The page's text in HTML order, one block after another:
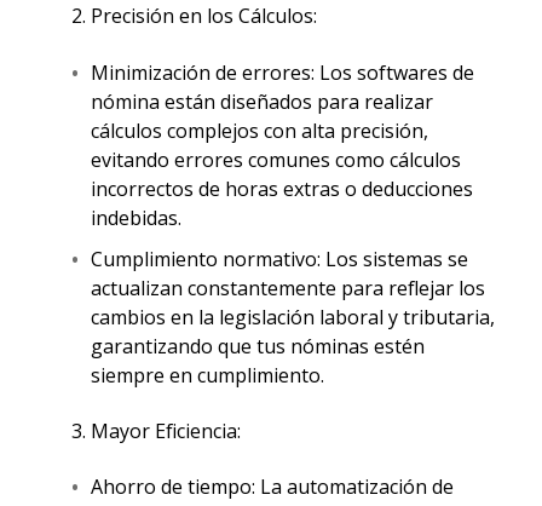
Precisión en los Cálculos:
Minimización de errores: Los softwares de
nómina están diseñados para realizar
cálculos complejos con alta precisión,
evitando errores comunes como cálculos
incorrectos de horas extras o deducciones
indebidas.
Cumplimiento normativo: Los sistemas se
actualizan constantemente para reflejar los
cambios en la legislación laboral y tributaria,
garantizando que tus nóminas estén
siempre en cumplimiento.
Mayor Eficiencia:
Ahorro de tiempo: La automatización de